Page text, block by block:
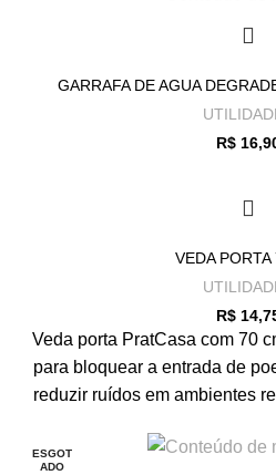
GARRAFA DE AGUA
R$
VEDA PORTA
R$
Veda porta PratCasa com 70
para bloquear a entrada de
reduzir ruídos em ambientes
ESGOT
ADO